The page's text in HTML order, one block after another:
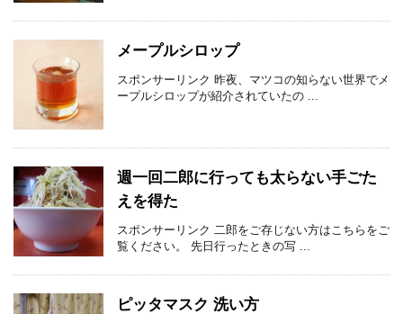
メープルシロップ
スポンサーリンク 昨夜、マツコの知らない世界でメ
ープルシロップが紹介されていたの ...
週一回二郎に行っても太らない手ごた
えを得た
スポンサーリンク 二郎をご存じない方はこちらをご
覧ください。 先日行ったときの写 ...
ピッタマスク 洗い方